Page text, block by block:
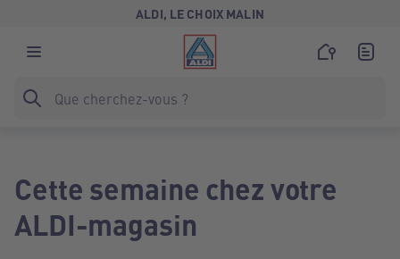
ALDI, LE CHOIX MALIN
Cette semaine chez votre
ALDI-magasin